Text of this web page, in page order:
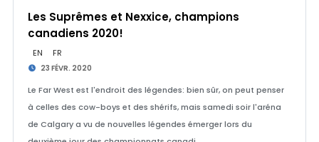
Les Suprêmes et Nexxice, champions
canadiens 2020!
EN FR
23 FÉVR. 2020
Le Far West est l'endroit des légendes: bien sûr, on peut penser
à celles des cow-boys et des shérifs, mais samedi soir l'aréna
de Calgary a vu de nouvelles légendes émerger lors du